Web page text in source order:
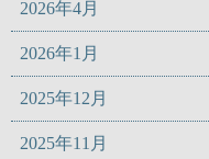
2026年4月
2026年1月
2025年12月
2025年11月